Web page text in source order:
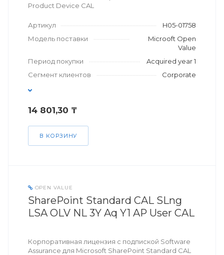
Product Device CAL
Артикул
H05-01758
Модель поставки
Microoft Open
Value
Период покупки
Acquired year 1
Сегмент клиентов
Corporate
14 801,30 ₸
В КОРЗИНУ
OPEN VALUE
SharePoint Standard CAL SLng
LSA OLV NL 3Y Aq Y1 AP User CAL
Корпоративная лицензия с подпиской Software
Assurance для Microsoft SharePoint Standard CAL